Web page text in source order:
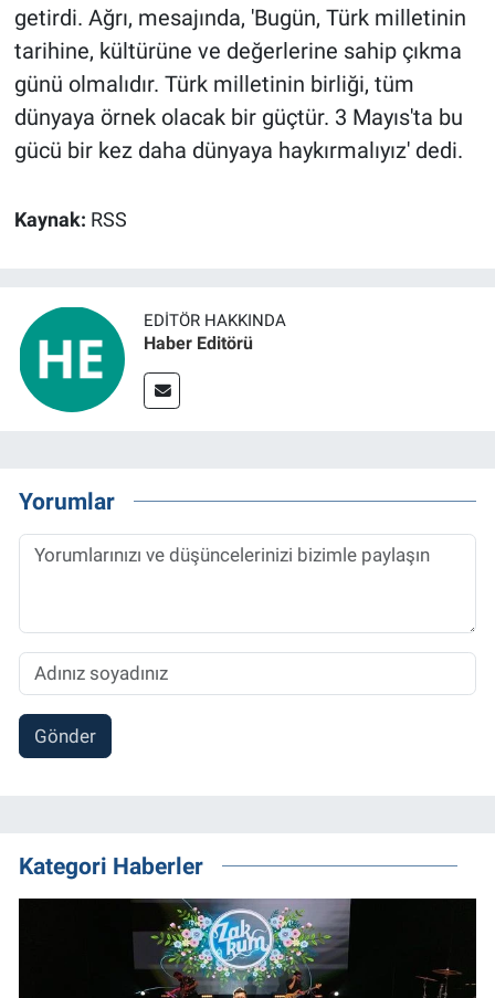
getirdi. Ağrı, mesajında, 'Bugün, Türk milletinin
tarihine, kültürüne ve değerlerine sahip çıkma
günü olmalıdır. Türk milletinin birliği, tüm
dünyaya örnek olacak bir güçtür. 3 Mayıs'ta bu
gücü bir kez daha dünyaya haykırmalıyız' dedi.
Kaynak: RSS
EDITÖR HAKKINDA
Haber Editörü
Yorumlar
Gönder
Kategori Haberler